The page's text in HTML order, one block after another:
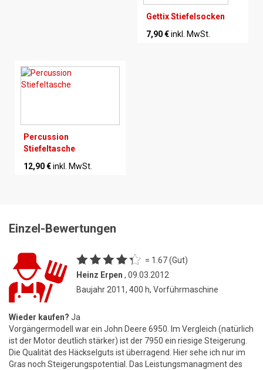
Gettix Stiefelsocken
7,90 €inkl. MwSt.
Percussion
Stiefeltasche
12,90 €inkl. MwSt.
Einzel-Bewertungen
= 1.67 (Gut)
Heinz Erpen , 09.03.2012
Baujahr 2011, 400 h, Vorführmaschine
Wieder kaufen? Ja
Vorgängermodell war ein John Deere 6950. Im Vergleich (natürlich
ist der Motor deutlich stärker) ist der 7950 ein riesige Steigerung.
Die Qualität des Häckselguts ist überragend. Hier sehe ich nur im
Gras noch Steigerungspotential. Das Leistungsmanagment des